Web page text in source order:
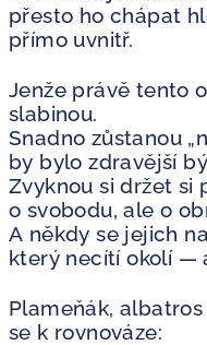
přesto ho chápat
přímo uvnitř.
Jenže právě tento
slabinou.
Snadno zůstanou
by bylo zdravější
Zvyknou si držet si
o svobodu, ale o
A někdy se jejich
který necítí okolí —
Plameňák,
se k rovnováze: